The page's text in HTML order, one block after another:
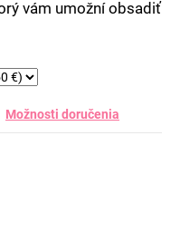
vám umožní obsadiť
Možnosti doručenia